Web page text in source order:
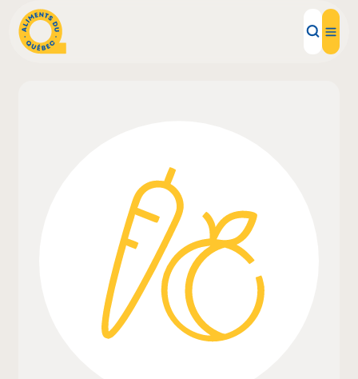
Inspirations d'ici
Restaurants
Institutions
À propos